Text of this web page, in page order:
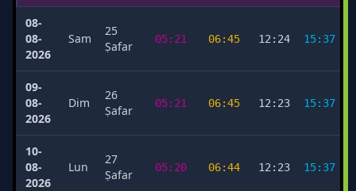
08-
08-
2026
Sam
25
Ṣafar
05:21 06:45 12:24 15:37
09-
08-
2026
Dim
26
Ṣafar
05:21 06:45 12:23 15:37
10-
08-
2026
Lun
27
Ṣafar
05:20 06:44 12:23 15:37